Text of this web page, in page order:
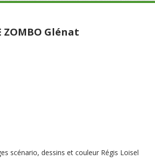
ZOMBO Glénat
scénario, dessins et couleur Régis Loisel